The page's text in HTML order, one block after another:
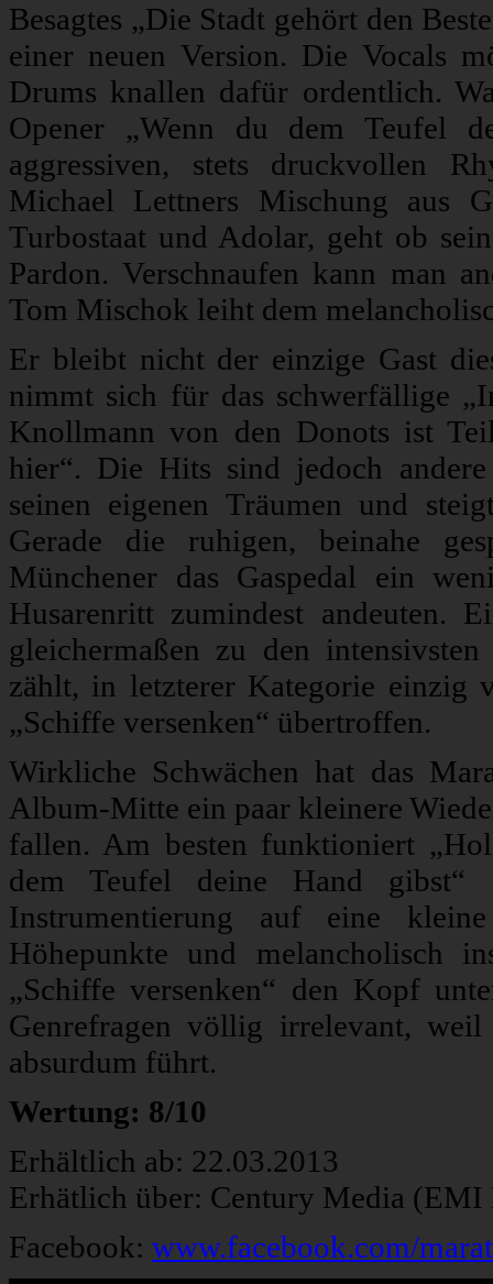
Besagtes „Die Stadt gehört den
einer neuen Version. Die Vocals
Drums knallen dafür ordentlich.
Opener „Wenn du dem Teufel
aggressiven, stets druckvollen
Michael Lettners Mischung aus
Turbostaat und Adolar, geht ob
Pardon. Verschnaufen kann man
Tom Mischok leiht dem
Er bleibt nicht der einzige Gast
nimmt sich für das schwerfällige
Knollmann von den Donots ist
hier“. Die Hits sind jedoch
seinen eigenen Träumen und
Gerade die ruhigen, beinahe
Münchener das Gaspedal ein
Husarenritt zumindest andeuten.
gleichermaßen zu den
zählt, in letzterer Kategorie einzig
„Schiffe versenken“ übertroffen.
Wirkliche Schwächen hat das
Album-Mitte ein paar kleinere
fallen. Am besten funktioniert
dem Teufel deine Hand gibst“
Instrumentierung auf eine
Höhepunkte und melancholisch
„Schiffe versenken“ den Kopf
Genrefragen völlig irrelevant,
absurdum führt.
Wertung: 8/10
Erhältlich ab: 22.03.2013
Erhätlich über: Century Media (EMI
Facebook: www.facebook.com/